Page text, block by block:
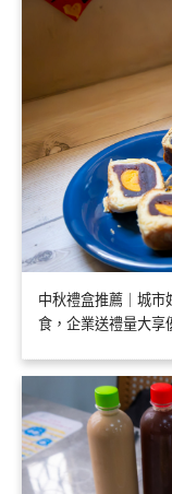
中秋禮盒推薦｜城市
食，企業送禮量大享